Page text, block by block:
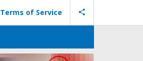
Terms of Service